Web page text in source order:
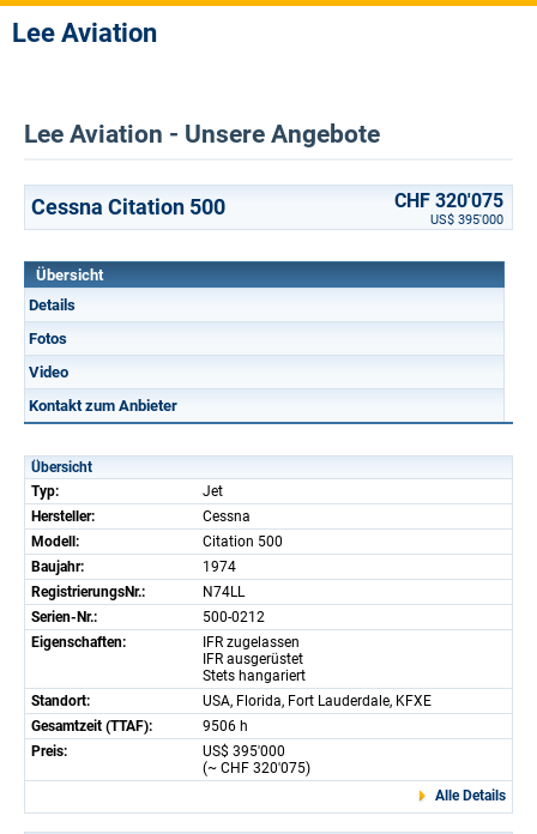
Lee Aviation
Lee Aviation - Unsere Angebote
Cessna Citation 500 CHF 320'075
US$ 395'000
Übersicht
Details
Fotos
Video
Kontakt zum Anbieter
Übersicht
Typ:
Jet
Hersteller:
Cessna
Modell:
Citation 500
Baujahr:
1974
RegistrierungsNr.:
N74LL
Serien-Nr.:
500-0212
Eigenschaften:
IFR zugelassen
IFR ausgerüstet
Stets hangariert
Standort:
USA, Florida, Fort Lauderdale, KFXE
Gesamtzeit (TTAF):
9506 h
Preis:
US$ 395'000
(~ CHF 320'075)
Alle Details